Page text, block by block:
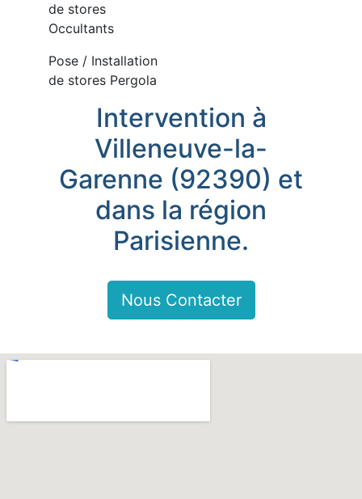
de stores
Occultants
Pose / Installation
de stores Pergola
Intervention à
Villeneuve-la-
Garenne (92390) et
dans la région
Parisienne.
Nous Contacter